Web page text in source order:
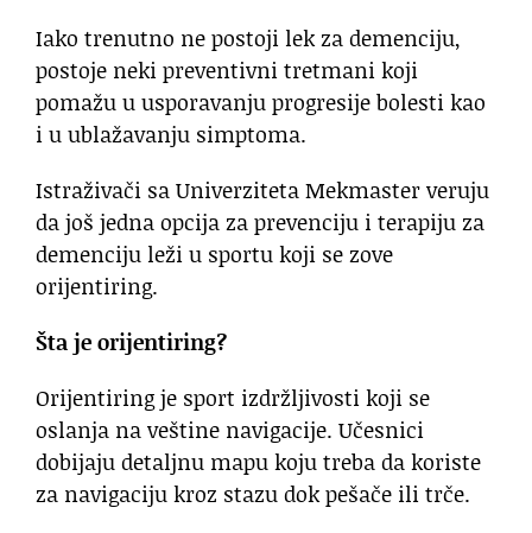
Iako trenutno ne postoji lek za demenciju,
postoje neki preventivni tretmani koji
pomažu u usporavanju progresije bolesti kao
i u ublažavanju simptoma.
Istraživači sa Univerziteta Mekmaster veruju
da još jedna opcija za prevenciju i terapiju za
demenciju leži u sportu koji se zove
orijentiring.
Šta je orijentiring?
Orijentiring je sport izdržljivosti koji se
oslanja na veštine navigacije. Učesnici
dobijaju detaljnu mapu koju treba da koriste
za navigaciju kroz stazu dok pešače ili trče.